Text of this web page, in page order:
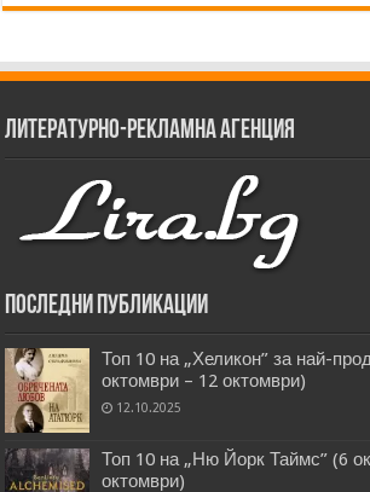
Литературно-рекламна агенция
Последни публикации
Топ 10 на „Хеликон” за най-
октомври – 12 октомври)
12.10.2025
Топ 10 на „Ню Йорк Таймс” (6
октомври)